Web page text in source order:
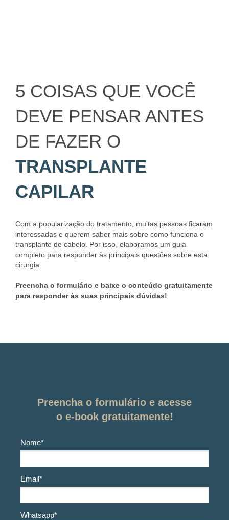
5 COISAS QUE VOCÊ
DEVE PENSAR ANTES
DE FAZER O
TRANSPLANTE
CAPILAR
Com a popularização do tratamento, muitas pessoas ficaram
interessadas e querem saber mais sobre como funciona o
transplante de cabelo. Por isso, elaboramos um guia
completo para responder às principais questões sobre esta
cirurgia.
Preencha o formulário e baixe o conteúdo gratuitamente
para responder às suas principais dúvidas!
Preencha o formulário e acesse
o e-book gratuitamente!
Nome*
Email*
Whatsapp*